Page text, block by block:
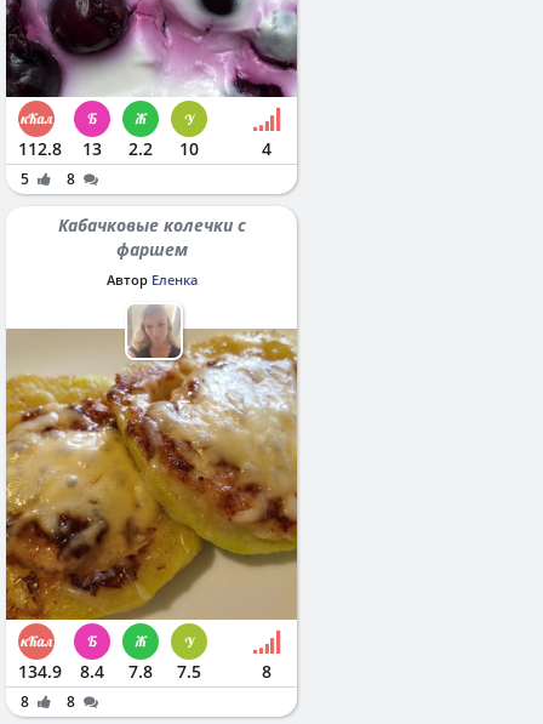
112.8 13 2.2 10 4
5 8
Кабачковые колечки с
фаршем
Автор Еленка
134.9 8.4 7.8 7.5 8
8
8